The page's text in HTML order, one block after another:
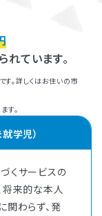
ています。
。詳しくはお住いの市
す。
学児）
くサービスの
将来的な本人
関わらず、発